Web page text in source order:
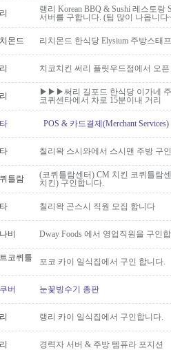
랭리 Korean BBQ & Sushi 레스토
서버를 구합니다. (팁 많이 나옵니다
몬드 리치몬드 한식당 Elysium 주방스태
치코치킨 써리 플릿우드점에서 오
▶▶▶써리 길포드 한식당 이가네
코퀴센타에서 차로 15분이내 거리
POS & 카드결제(Merchant
칠리왁 스시와에서 스시맨 주방 구
틀람
(코퀴틀람센터) CM 치킨 코퀴틀람
치킨) 구인합니다.
칠리왁 곤스시 직원 모집 합니다
비 Dway Foods 에서 영업직원을 구인
코퀴틀
포코 카이 일식집에서 구인 합니다.
버 눈꽃빙수기 총판
랭리 카이 일식집에서 구인합니다.
경력자 서버 & 주방 템퓨라 포지션